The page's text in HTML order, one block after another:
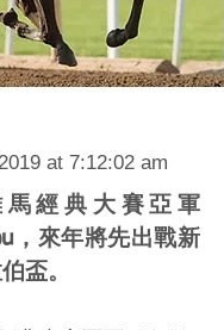
at 7:12:02 am
馬經典大賽亞軍
，來年將先出戰新
盃。